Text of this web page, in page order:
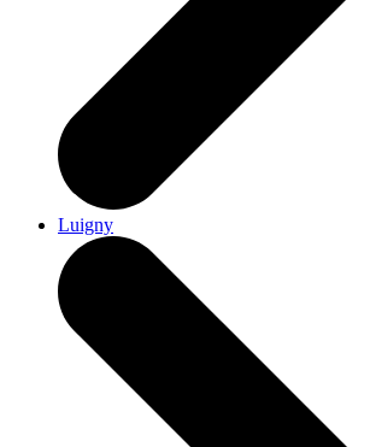
Luigny